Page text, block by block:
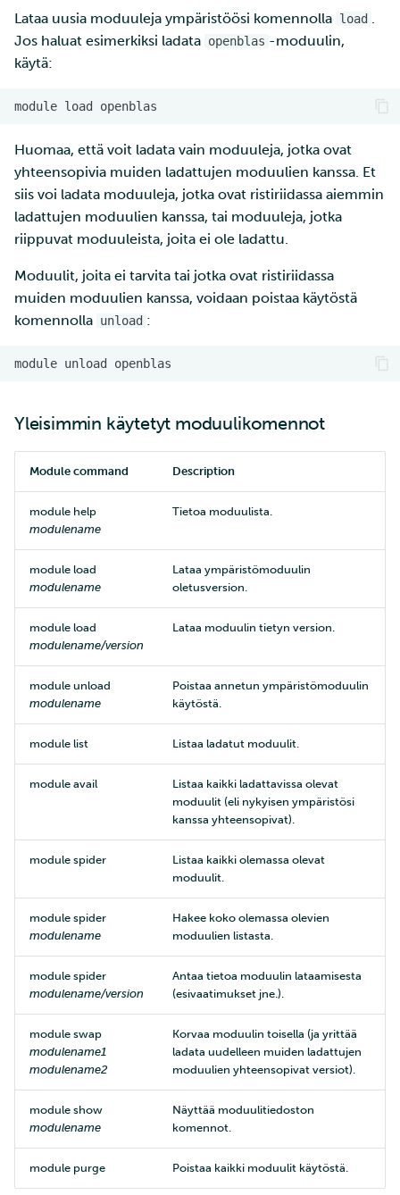
Lataa uusia moduuleja ympäristöösi komennolla load .
Jos haluat esimerkiksi ladata openblas -moduulin,
käytä:
Huomaa, että voit ladata vain moduuleja, jotka ovat
yhteensopivia muiden ladattujen moduulien kanssa. Et
siis voi ladata moduuleja, jotka ovat ristiriidassa aiemmin
ladattujen moduulien kanssa, tai moduuleja, jotka
riippuvat moduuleista, joita ei ole ladattu.
Moduulit, joita ei tarvita tai jotka ovat ristiriidassa
muiden moduulien kanssa, voidaan poistaa käytöstä
komennolla unload :
Yleisimmin käytetyt moduulikomennot
Module command Description
module help
modulename
Tietoa moduulista.
module load
modulename
Lataa ympäristömoduulin
oletusversion.
module load
modulename/version
Lataa moduulin tietyn version.
module unload
modulename
Poistaa annetun ympäristömoduulin
käytöstä.
module list Listaa ladatut moduulit.
module avail
Listaa kaikki ladattavissa olevat
moduulit (eli nykyisen ympäristösi
kanssa yhteensopivat).
module spider
Listaa kaikki olemassa olevat
moduulit.
module spider
modulename
Hakee koko olemassa olevien
moduulien listasta.
module spider
modulename/version
Antaa tietoa moduulin lataamisesta
(esivaatimukset jne.).
module swap
modulename1
modulename2
Korvaa moduulin toisella (ja yrittää
ladata uudelleen muiden ladattujen
moduulien yhteensopivat versiot).
module show
modulename
Näyttää moduulitiedoston
komennot.
module purge Poistaa kaikki moduulit käytöstä.